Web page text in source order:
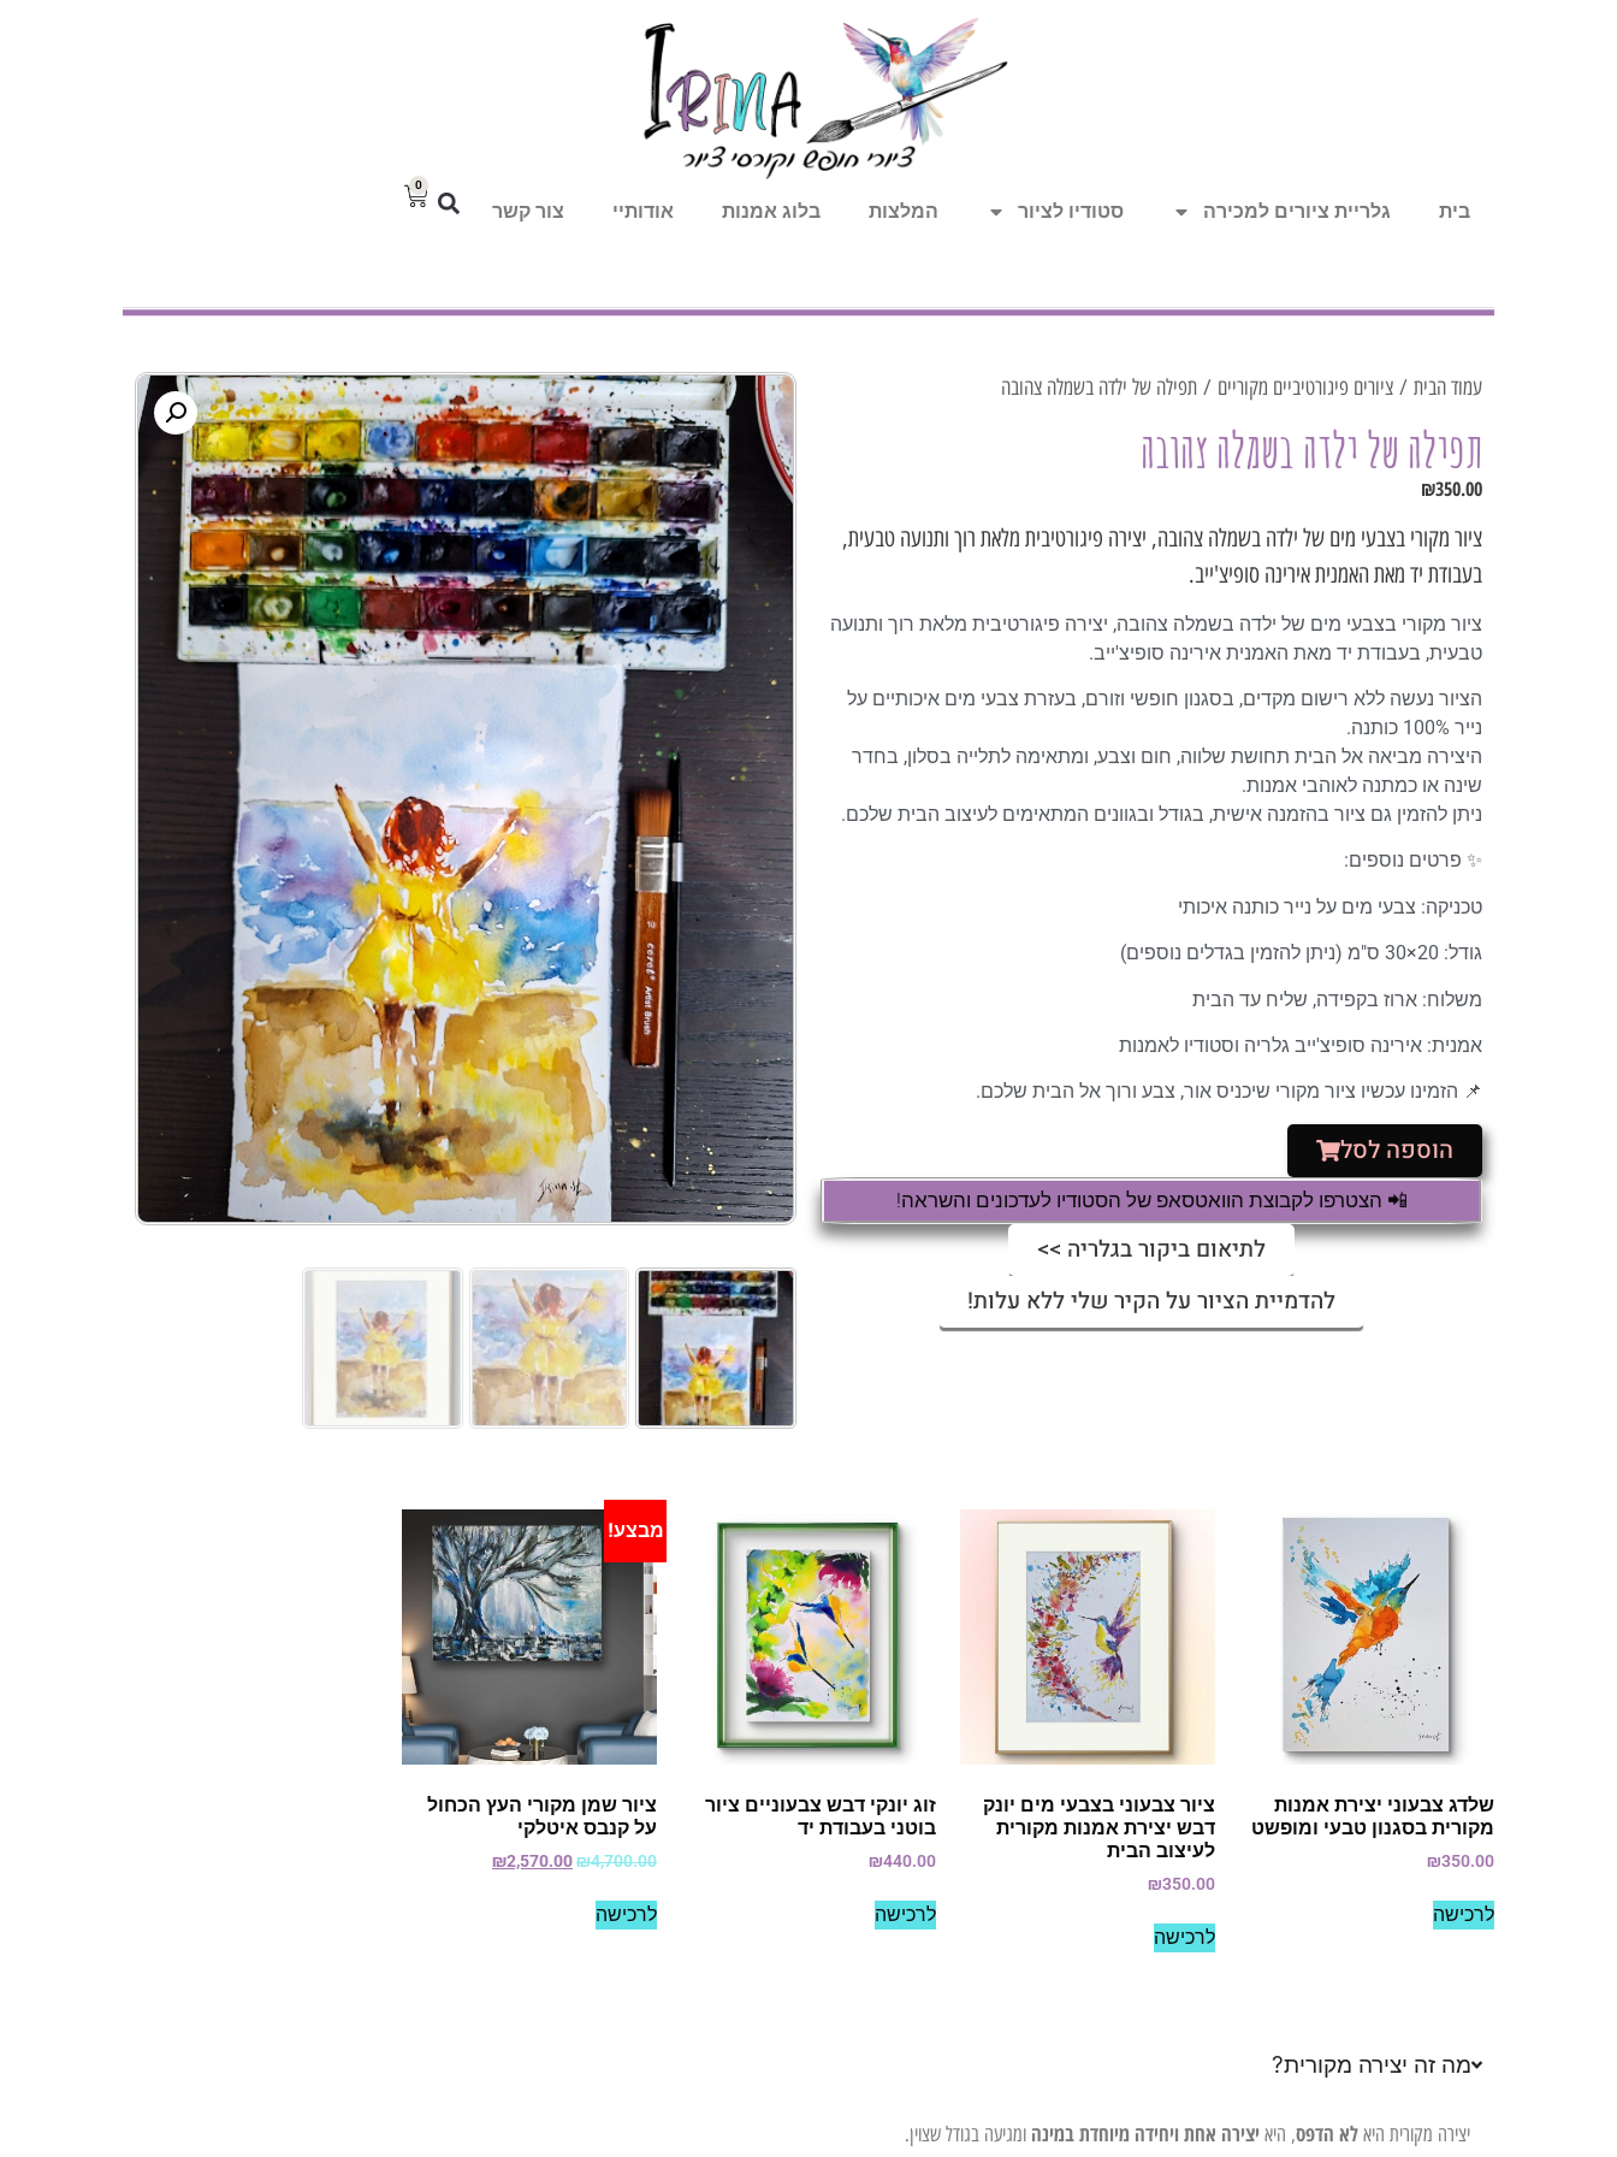
בית גלריית ציורים למכירה סטודיו לציור המלצות בלוג אמנות אודותיי צור קשר
0
עמוד הבית / ציורים פיגורטיביים מקוריים / תפילה של ילדה בשמלה צהובה
תפילה של ילדה בשמלה צהובה
₪350.00
ציור מקורי בצבעי מים של ילדה בשמלה צהובה, יצירה פיגורטיבית מלאת רוך ותנועה טבעית,
בעבודת יד מאת האמנית אירינה סופיצ'ייב.
ציור מקורי בצבעי מים של ילדה בשמלה צהובה, יצירה פיגורטיבית מלאת רוך ותנועה
טבעית, בעבודת יד מאת האמנית אירינה סופיצ'ייב.
הציור נעשה ללא רישום מקדים, בסגנון חופשי וזורם, בעזרת צבעי מים איכותיים על
נייר 100% כותנה.
היצירה מביאה אל הבית תחושת שלווה, חום וצבע, ומתאימה לתלייה בסלון, בחדר
שינה או כמתנה לאוהבי אמנות.
ניתן להזמין גם ציור בהזמנה אישית, בגודל ובגוונים המתאימים לעיצוב הבית שלכם.
✨ פרטים נוספים:
טכניקה: צבעי מים על נייר כותנה איכותי
גודל: 20×30 ס"מ (ניתן להזמין בגדלים נוספים)
משלוח: ארוז בקפידה, שליח עד הבית
אמנית: אירינה סופיצ'ייב גלריה וסטודיו לאמנות
📌 הזמינו עכשיו ציור מקורי שיכניס אור, צבע ורוך אל הבית שלכם.
הוספה לסל
📲 הצטרפו לקבוצת הוואטסאפ של הסטודיו לעדכונים והשראה!
לתיאום ביקור בגלריה >>
להדמיית הציור על הקיר שלי ללא עלות!
שלדג צבעוני יצירת אמנות
מקורית בסגנון טבעי ומופשט
₪350.00
לרכישה
ציור צבעוני בצבעי מים יונק
דבש יצירת אמנות מקורית
לעיצוב הבית
₪350.00
לרכישה
זוג יונקי דבש צבעוניים ציור
בוטני בעבודת יד
₪440.00
לרכישה
מבצע!
ציור שמן מקורי העץ הכחול
על קנבס איטלקי
₪4,700.00
₪2,570.00
לרכישה
מה זה יצירה מקורית?
יצירה מקורית היא לא הדפס, היא יצירה אחת ויחידה מיוחדת במינה ומגיעה בגודל שצוין.